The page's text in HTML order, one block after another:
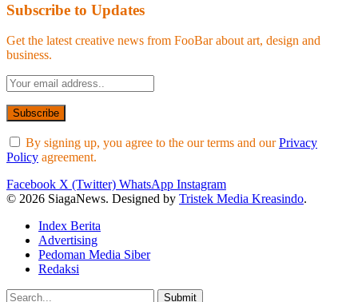
Subscribe to Updates
Get the latest creative news from FooBar about art, design and
business.
By signing up, you agree to the our terms and ourPrivacy
Policy agreement.
Facebook X (Twitter) WhatsApp Instagram
© 2026 SiagaNews. Designed by Tristek Media Kreasindo.
Index Berita
Advertising
Pedoman Media Siber
Redaksi
Submit